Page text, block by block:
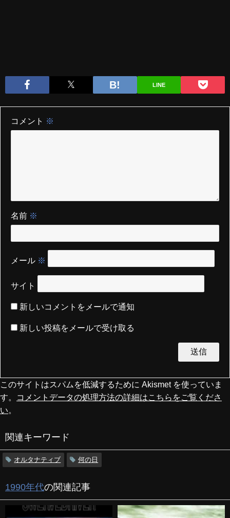
LINE
コメント ※
名前 ※
メール ※
サイト
新しいコメントをメールで通知
新しい投稿をメールで受け取る
このサイトはスパムを低減するために Akismet を使っていま
す。
コメントデータの処理方法の詳細はこちらをご覧くださ
い。
関連キーワード
オルタナティブ 何の日
1990年代の関連記事